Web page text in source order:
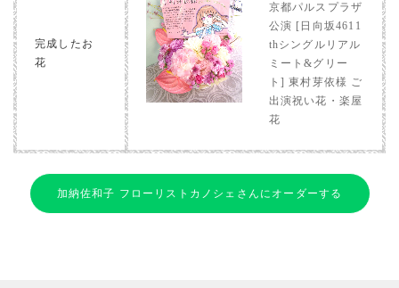
完成したお
花
京都パルスプラザ
公演 [日向坂4611
thシングルリアル
ミート&グリー
ト] 東村芽依様 ご
出演祝い花・楽屋
花
加納佐和子 フローリストカノシェさんにオーダーする